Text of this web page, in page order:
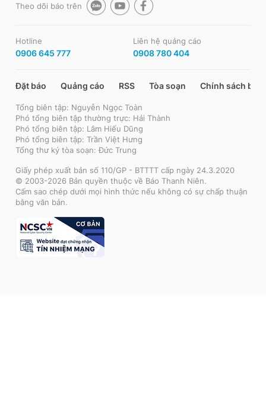
Theo dõi báo trên
Hotline
0906 645 777
Liên hệ quảng cáo
0908 780 404
Đặt báo Quảng cáo RSS Tòa soạn Chính sách bảo
Tổng biên tập: Nguyễn Ngọc Toàn
Phó tổng biên tập thường trực: Hải Thành
Phó tổng biên tập: Lâm Hiếu Dũng
Phó tổng biên tập: Trần Việt Hưng
Tổng thư ký tòa soạn: Đức Trung
Giấy phép xuất bản số 110/GP - BTTTT cấp ngày 24.3.2020
© 2003-2026 Bản quyền thuộc về Báo Thanh Niên.
Cấm sao chép dưới mọi hình thức nếu không có sự chấp thuận
bằng văn bản.